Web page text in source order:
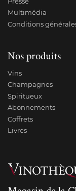
Multimédia
Conditions
Nos produits
Vins
Champagnes
Spiritueux
Abonnements
Coffrets
Livres